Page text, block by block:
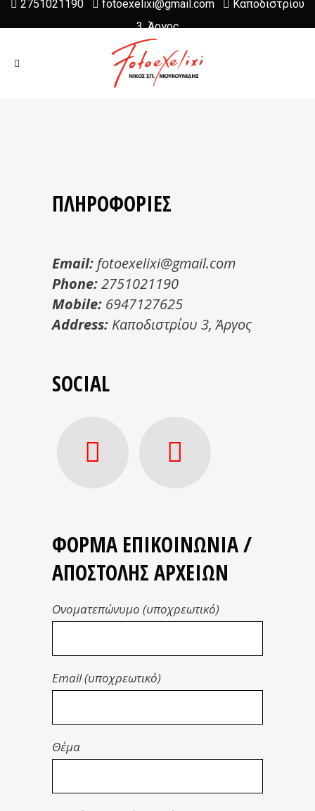
2751021190 fotoexelixi@gmail.com
Καποδιστρίου
3, Άργος
ΠΛΗΡΟΦΟΡΙΕΣ
Email: fotoexelixi@gmail.com
Phone:2751021190
Mobile: 6947127625
Address: Καποδιστρίου 3, Άργος
SOCIAL
ΦΟΡΜΑ ΕΠΙΚΟΙΝΩΝΙΑ /
ΑΠΟΣΤΟΛΗΣ ΑΡΧΕΙΩΝ
Ονοματεπώνυμο (υποχρεωτικό)
Email (υποχρεωτικό)
Θέμα